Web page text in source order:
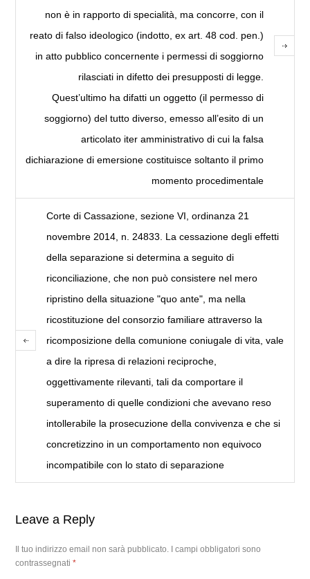
non è in rapporto di specialità, ma concorre, con il
reato di falso ideologico (indotto, ex art. 48 cod. pen.)
in atto pubblico concernente i permessi di soggiorno
rilasciati in difetto dei presupposti di legge.
Quest’ultimo ha difatti un oggetto (il permesso di
soggiorno) del tutto diverso, emesso all’esito di un
articolato iter amministrativo di cui la falsa
dichiarazione di emersione costituisce soltanto il primo
momento procedimentale
Corte di Cassazione, sezione VI, ordinanza 21
novembre 2014, n. 24833. La cessazione degli effetti
della separazione si determina a seguito di
riconciliazione, che non può consistere nel mero
ripristino della situazione "quo ante", ma nella
ricostituzione del consorzio familiare attraverso la
ricomposizione della comunione coniugale di vita, vale
a dire la ripresa di relazioni reciproche,
oggettivamente rilevanti, tali da comportare il
superamento di quelle condizioni che avevano reso
intollerabile la prosecuzione della convivenza e che si
concretizzino in un comportamento non equivoco
incompatibile con lo stato di separazione
Leave a Reply
Il tuo indirizzo email non sarà pubblicato.
I campi obbligatori sono
contrassegnati*